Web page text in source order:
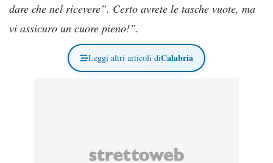
dare che nel ricevere”. Certo avrete le tasche vuote, ma
vi assicuro un cuore pieno!”.
Leggi altri articoli diCalabria